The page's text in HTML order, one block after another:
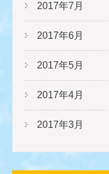
2017年7月
2017年6月
2017年5月
2017年4月
2017年3月